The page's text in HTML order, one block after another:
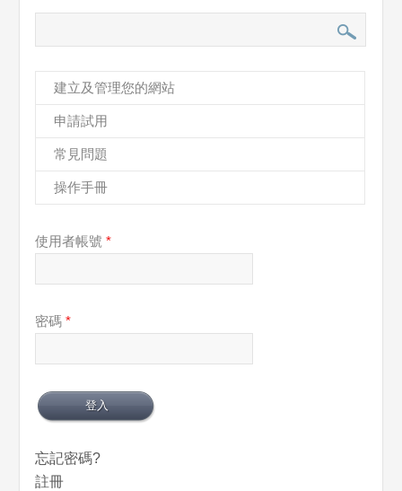
建立及管理您的網站
申請試用
常見問題
操作手冊
使用者帳號 *
密碼 *
忘記密碼?
註冊